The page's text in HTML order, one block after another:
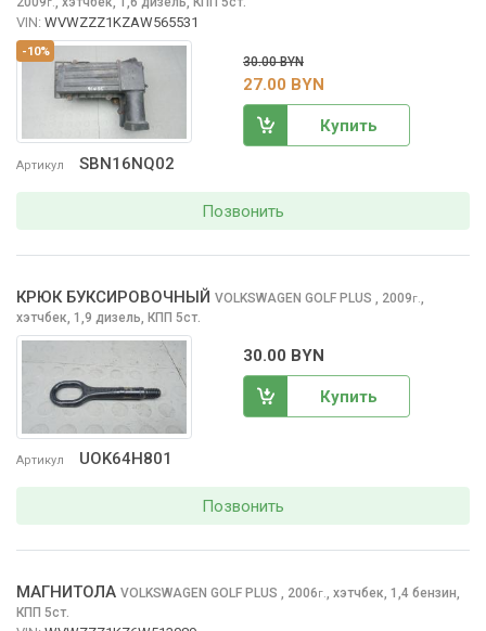
-10%
Артикул SBN16NQ02
VIN: WVWZZZ1KZAW565531
30.00 BYN
27.00 BYN
Купить
Позвонить
Артикул UOK64H801
КРЮК БУКСИРОВОЧНЫЙ VOLKSWAGEN GOLF PLUS , 2009г.
хэтчбек, 1,9 дизель, КПП 5ст.
30.00 BYN
Купить
Позвонить
МАГНИТОЛА VOLKSWAGEN GOLF PLUS , 2006г. хэтчбек, 1,4 бензин,
КПП 5ст.